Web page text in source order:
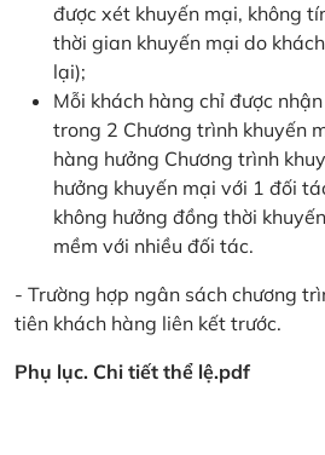
được xét khuyến mại, không
thời gian khuyến mại do
lại);
Mỗi khách hàng chỉ được
trong 2 Chương trình khuyến
hàng hưởng Chương trình
hưởng khuyến mại với 1 đối
không hưởng đồng thời
mềm với nhiều đối tác.
- Trường hợp ngân sách chương
tiên khách hàng liên kết trước.
Phụ lục. Chi tiết thể lệ.pdf